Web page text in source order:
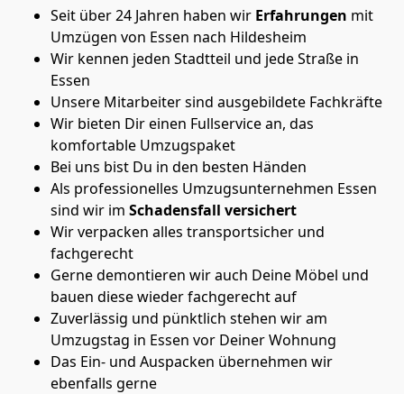
Seit über 24 Jahren haben wir Erfahrungen mit
Umzügen von Essen nach Hildesheim
Wir kennen jeden Stadtteil und jede Straße in
Essen
Unsere Mitarbeiter sind ausgebildete Fachkräfte
Wir bieten Dir einen Fullservice an, das
komfortable Umzugspaket
Bei uns bist Du in den besten Händen
Als professionelles Umzugsunternehmen Essen
sind wir im Schadensfall versichert
Wir verpacken alles transportsicher und
fachgerecht
Gerne demontieren wir auch Deine Möbel und
bauen diese wieder fachgerecht auf
Zuverlässig und pünktlich stehen wir am
Umzugstag in Essen vor Deiner Wohnung
Das Ein- und Auspacken übernehmen wir
ebenfalls gerne